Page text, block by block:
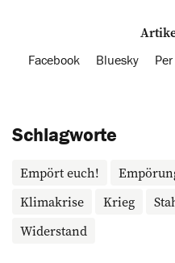
Facebook Bluesky
Schlagworte
Empört euch!
Klimakrise
Krieg
Widerstand